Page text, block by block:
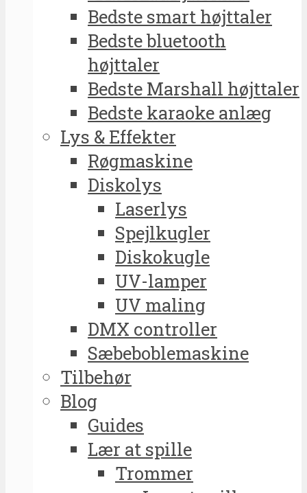
Bedste smart højttaler
Bedste bluetooth
højttaler
Bedste Marshall højttaler
Bedste karaoke anlæg
Lys & Effekter
Røgmaskine
Diskolys
Laserlys
Spejlkugler
Diskokugle
UV-lamper
UV maling
DMX controller
Sæbeboblemaskine
Tilbehør
Blog
Guides
Lær at spille
Trommer